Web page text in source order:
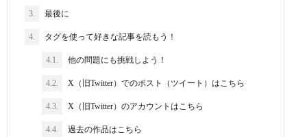
3. 最後に
4. タグを使って好きな記事を読もう！
4.1. 他の問題にも挑戦しよう！
4.2. X（旧Twitter）でのポスト（ツイート）はこちら
4.3. X（旧Twitter）のアカウントはこちら
4.4. 過去の作品はこちら